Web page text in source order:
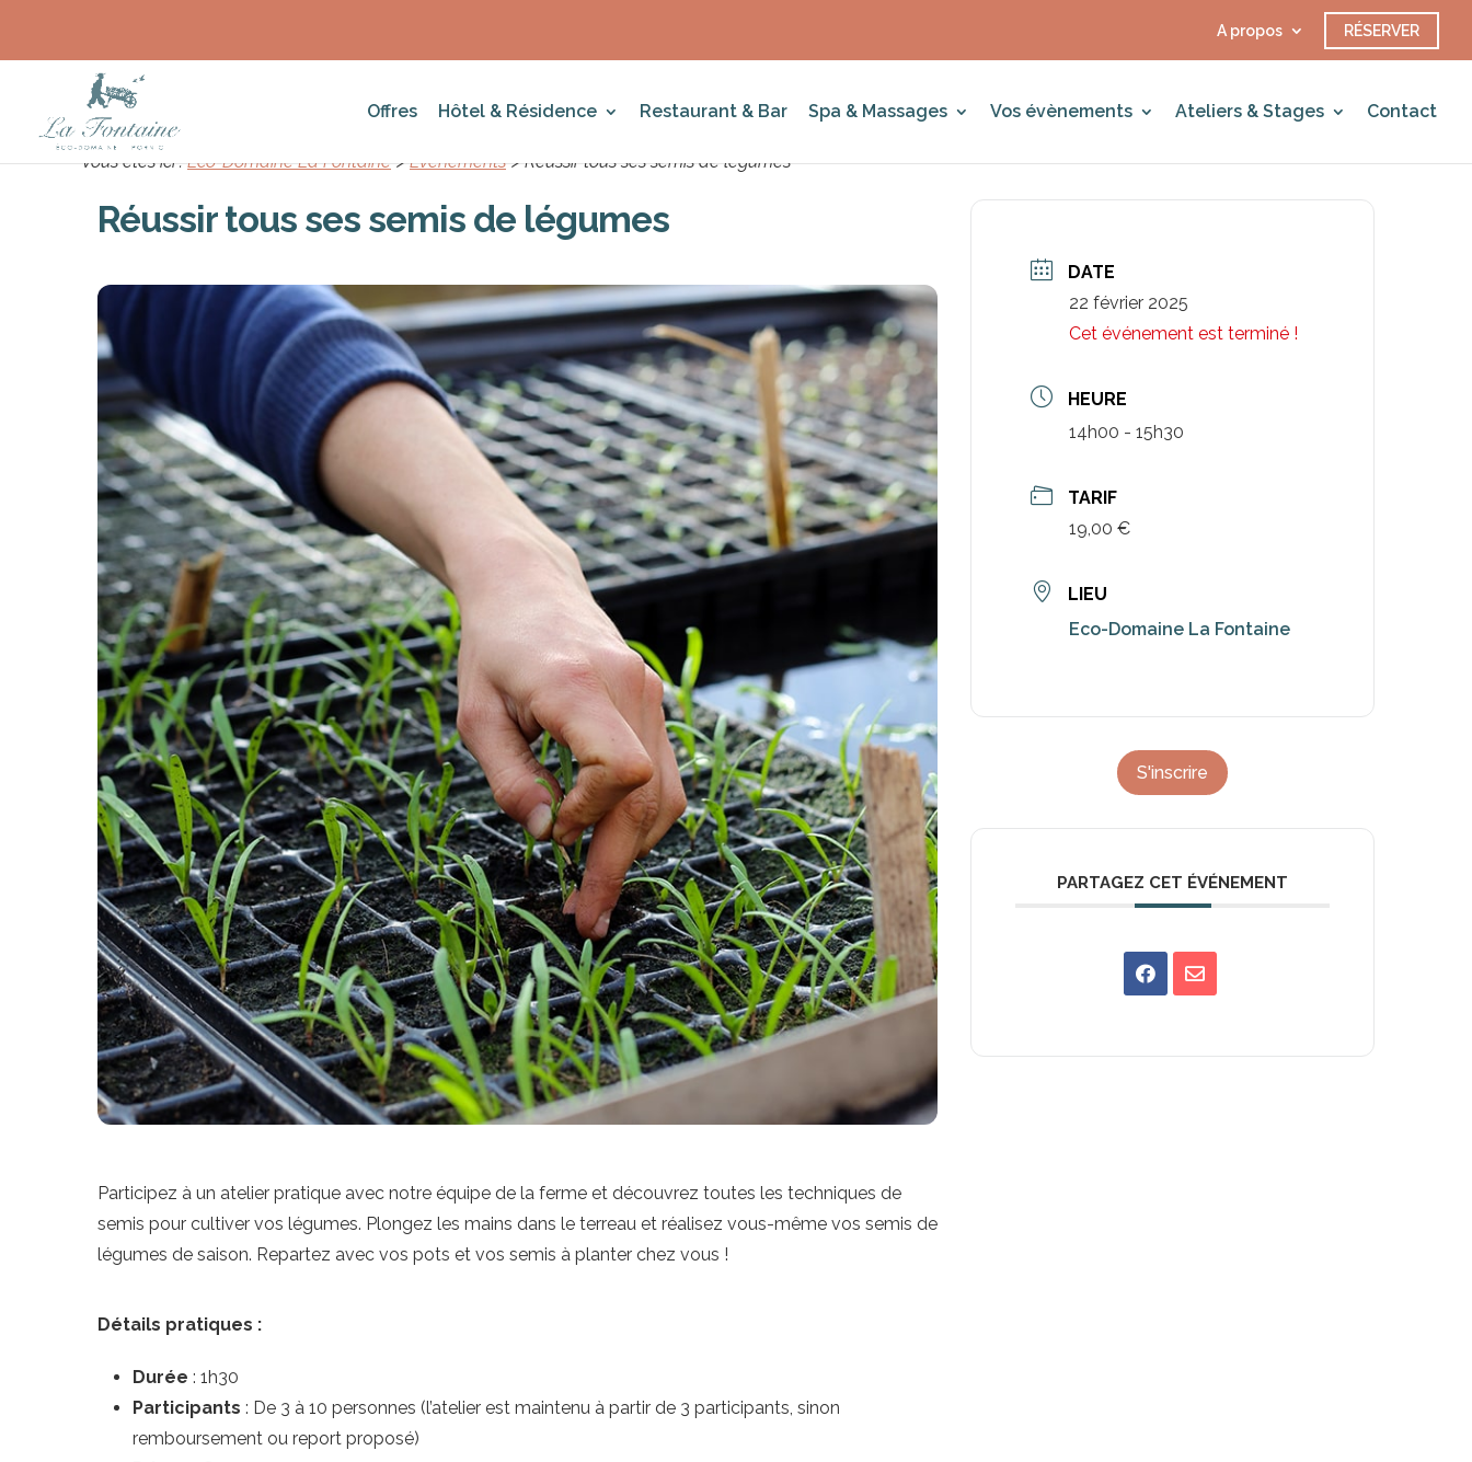
A propos RÉSERVER
Offres Hôtel & Résidence Restaurant & Bar Spa & Massages Vos évènements Ateliers & Stages Contact
Vous êtes ici :Eco-Domaine La Fontaine>Événements>Réussir tous ses semis de légumes
Réussir tous ses semis de légumes
Participez à un atelier pratique avec notre équipe de la ferme et découvrez toutes les techniques de
semis pour cultiver vos légumes. Plongez les mains dans le terreau et réalisez vous-même vos semis de
légumes de saison. Repartez avec vos pots et vos semis à planter chez vous !
Détails pratiques :
Durée : 1h30
Participants : De 3 à 10 personnes (l’atelier est maintenu à partir de 3 participants, sinon
remboursement ou report proposé)
DATE
22 février 2025
Cet événement est terminé !
HEURE
14h00 - 15h30
TARIF
19,00 €
LIEU
Eco-Domaine La Fontaine
S'inscrire
PARTAGEZ CET ÉVÉNEMENT